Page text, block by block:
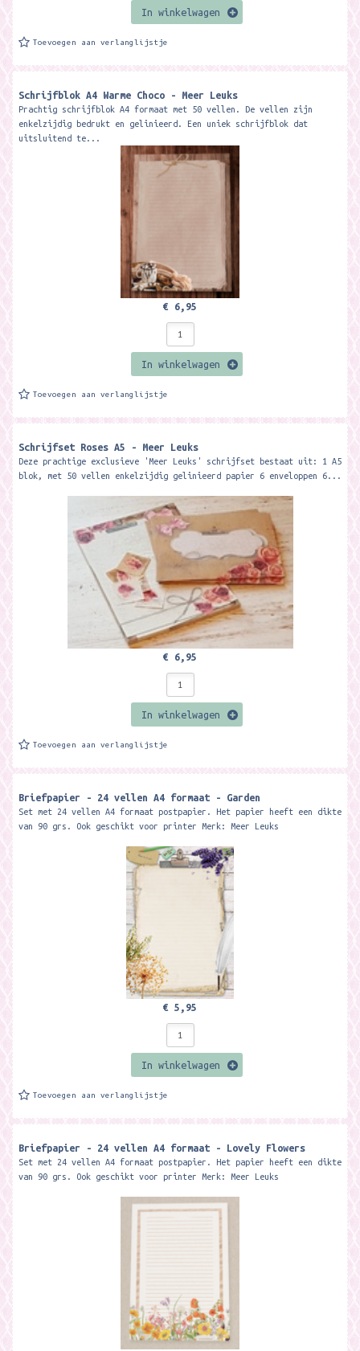
In winkelwagen
Toevoegen aan verlanglijstje
Schrijfblok A4 Warme Choco - Meer Leuks
Prachtig schrijfblok A4 formaat met 50 vellen. De vellen zijn
enkelzijdig bedrukt en gelinieerd. Een uniek schrijfblok dat
uitsluitend te...
€ 6,95
In winkelwagen
Toevoegen aan verlanglijstje
Schrijfset Roses A5 - Meer Leuks
Deze prachtige exclusieve 'Meer Leuks' schrijfset bestaat uit: 1 A5
blok, met 50 vellen enkelzijdig gelinieerd papier 6 enveloppen 6...
€ 6,95
In winkelwagen
Toevoegen aan verlanglijstje
Briefpapier - 24 vellen A4 formaat - Garden
Set met 24 vellen A4 formaat postpapier. Het papier heeft een dikte
van 90 grs. Ook geschikt voor printer Merk: Meer Leuks
€ 5,95
In winkelwagen
Toevoegen aan verlanglijstje
Briefpapier - 24 vellen A4 formaat - Lovely Flowers
Set met 24 vellen A4 formaat postpapier. Het papier heeft een dikte
van 90 grs. Ook geschikt voor printer Merk: Meer Leuks